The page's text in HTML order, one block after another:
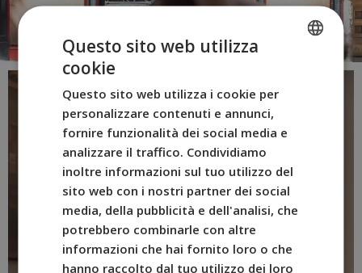
ENGLISH
GERMAN
Questo sito web utilizza
cookie
Questo sito web utilizza i cookie per
personalizzare contenuti e annunci,
fornire funzionalità dei social media e
analizzare il traffico. Condividiamo
inoltre informazioni sul tuo utilizzo del
sito web con i nostri partner dei social
media, della pubblicità e dell'analisi, che
potrebbero combinarle con altre
informazioni che hai fornito loro o che
hanno raccolto dal tuo utilizzo dei loro